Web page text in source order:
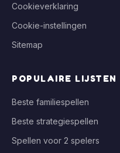
Cookieverklaring
Cookie-instellingen
Sitemap
POPULAIRE LIJSTEN
Beste familiespellen
Beste strategiespellen
Spellen voor 2 spelers